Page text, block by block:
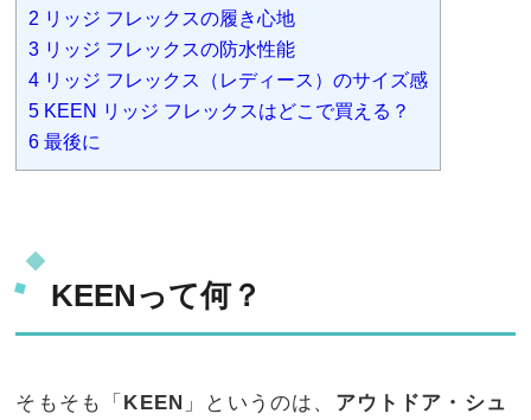
2 リッジ フレックスの履き心地
3 リッジ フレックスの防水性能
4 リッジ フレックス（レディース）のサイズ感
5 KEEN リッジ フレックスはどこで買える？
6 最後に
KEENって何？
そもそも「 KEEN 」というのは、 アウトドア・シュ